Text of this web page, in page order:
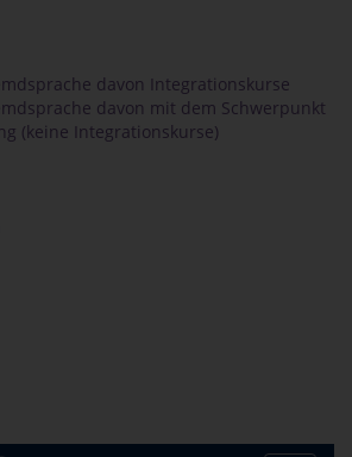
davon Integrationskurse
davon mit dem Schwerpunkt
(keine Integrationskurse)